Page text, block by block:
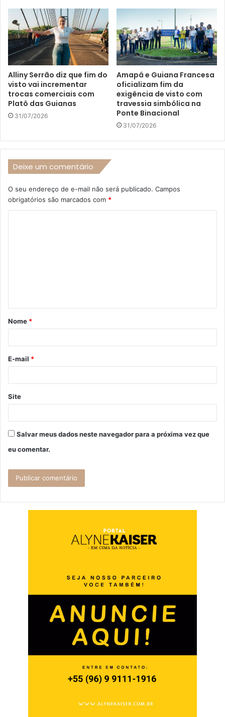
Alliny Serrão diz que fim do
visto vai incrementar
trocas comerciais com
Platô das Guianas
31/07/2026
Amapá e Guiana Francesa
oficializam fim da
exigência de visto com
travessia simbólica na
Ponte Binacional
31/07/2026
Deixe um comentário
O seu endereço de e-mail não será publicado. Campos
obrigatórios são marcados com *
á
r
*
Nome *
E-mail *
Site
Salvar meus dados neste navegador para a próxima vez que
eu comentar.